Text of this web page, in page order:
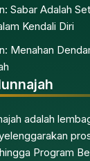
Sabar Adalah
Kendali Diri
Menahan
adalah
Program